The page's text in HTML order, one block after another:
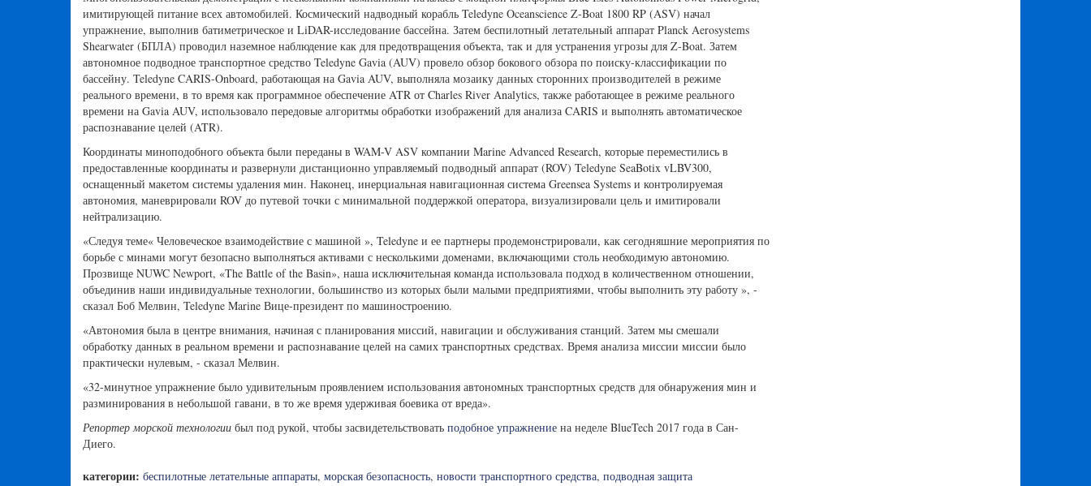
имитирующей питание всех автомобилей. Космический надводный корабль Teledyne Oceanscience Z-Boat 1800 RP (ASV) начал
упражнение, выполнив батиметрическое и LiDAR-исследование бассейна. Затем беспилотный летательный аппарат Planck Aerosystems
Shearwater (БПЛА) проводил наземное наблюдение как для предотвращения объекта, так и для устранения угрозы для Z-Boat. Затем
автономное подводное транспортное средство Teledyne Gavia (AUV) провело обзор бокового обзора по поиску-классификации по
бассейну. Teledyne CARIS-Onboard, работающая на Gavia AUV, выполняла мозаику данных сторонних производителей в режиме
реального времени, в то время как программное обеспечение ATR от Charles River Analytics, также работающее в режиме реального
времени на Gavia AUV, использовало передовые алгоритмы обработки изображений для анализа CARIS и выполнять автоматическое
распознавание целей (ATR).
Координаты миноподобного объекта были переданы в WAM-V ASV компании Marine Advanced Research, которые переместились в
предоставленные координаты и развернули дистанционно управляемый подводный аппарат (ROV) Teledyne SeaBotix vLBV300,
оснащенный макетом системы удаления мин. Наконец, инерциальная навигационная система Greensea Systems и контролируемая
автономия, маневрировали ROV до путевой точки с минимальной поддержкой оператора, визуализировали цель и имитировали
нейтрализацию.
«Следуя теме« Человеческое взаимодействие с машиной », Teledyne и ее партнеры продемонстрировали, как сегодняшние мероприятия по
борьбе с минами могут безопасно выполняться активами с несколькими доменами, включающими столь необходимую автономию.
Прозвище NUWC Newport, «The Battle of the Basin», наша исключительная команда использовала подход в количественном отношении,
объединив наши индивидуальные технологии, большинство из которых были малыми предприятиями, чтобы выполнить эту работу », -
сказал Боб Мелвин, Teledyne Marine Вице-президент по машиностроению.
«Автономия была в центре внимания, начиная с планирования миссий, навигации и обслуживания станций. Затем мы смешали
обработку данных в реальном времени и распознавание целей на самих транспортных средствах. Время анализа миссии миссии было
практически нулевым, - сказал Мелвин.
«32-минутное упражнение было удивительным проявлением использования автономных транспортных средств для обнаружения мин и
разминирования в небольшой гавани, в то же время удерживая боевика от вреда».
Репортер морской технологии был под рукой, чтобы засвидетельствовать подобное упражнение на неделе BlueTech 2017 года в Сан-
Диего.
категории: беспилотные летательные аппараты, морская безопасность, новости транспортного средства, подводная защита